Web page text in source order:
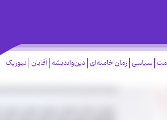
سیاسی زمان خامنه‌ای دین‌واندیشه آقایان نیوزیک